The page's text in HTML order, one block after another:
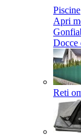
Piscine
Apri
Docce
Reti